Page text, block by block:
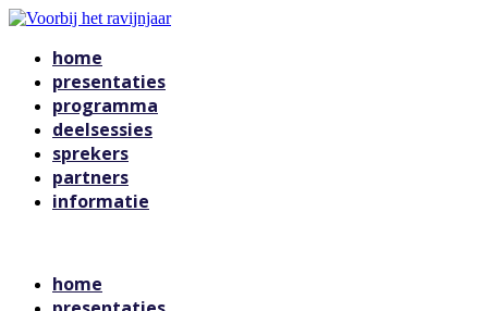
home
presentaties
programma
deelsessies
sprekers
partners
informatie
home